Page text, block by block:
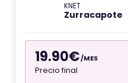
KNET
Zurracapote
19.90€/MES
Precio final